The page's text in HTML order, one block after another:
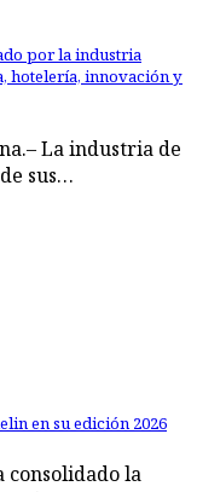
por la industria
hotelería, innovación y
La industria de
sus…
en su edición 2026
consolidado la